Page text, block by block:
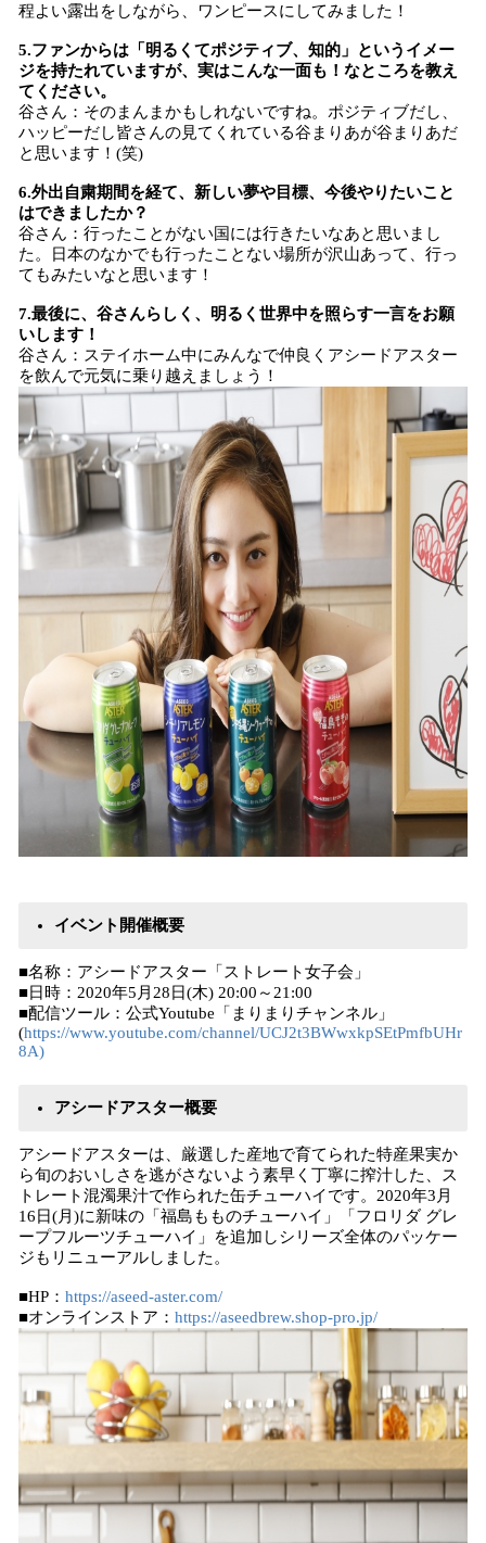
程よい露出をしながら、ワンピースにしてみました！
5.ファンからは「明るくてポジティブ、知的」というイメー
ジを持たれていますが、実はこんな一面も！なところを教え
てください。
谷さん：そのまんまかもしれないですね。ポジティブだし、
ハッピーだし皆さんの見てくれている谷まりあが谷まりあだ
と思います！(笑)
6.外出自粛期間を経て、新しい夢や目標、今後やりたいこと
はできましたか？
谷さん：行ったことがない国には行きたいなあと思いまし
た。日本のなかでも行ったことない場所が沢山あって、行っ
てもみたいなと思います！
7.最後に、谷さんらしく、明るく世界中を照らす一言をお願
いします！
谷さん：ステイホーム中にみんなで仲良くアシードアスター
を飲んで元気に乗り越えましょう！
イベント開催概要
■名称：アシードアスター「ストレート女子会」
■日時：2020年5月28日(木) 20:00～21:00
■配信ツール：公式Youtube「まりまりチャンネル」
(https://www.youtube.com/channel/UCJ2t3BWwxkpSEtPmfbUHr
8A)
アシードアスター概要
アシードアスターは、厳選した産地で育てられた特産果実か
ら旬のおいしさを逃がさないよう素早く丁寧に搾汁した、ス
トレート混濁果汁で作られた缶チューハイです。2020年3月
16日(月)に新味の「福島もものチューハイ」「フロリダ グレ
ープフルーツチューハイ」を追加しシリーズ全体のパッケー
ジもリニューアルしました。
■HP： https://aseed-aster.com/
■オンラインストア： https://aseedbrew.shop-pro.jp/